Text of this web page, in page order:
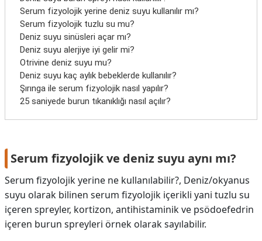
Serum fizyolojik yerine deniz suyu kullanılır mı?
Serum fizyolojik tuzlu su mu?
Deniz suyu sinüsleri açar mı?
Deniz suyu alerjiye iyi gelir mi?
Otrivine deniz suyu mu?
Deniz suyu kaç aylık bebeklerde kullanılır?
Şırınga ile serum fizyolojik nasıl yapılır?
25 saniyede burun tıkanıklığı nasıl açılır?
Serum fizyolojik ve deniz suyu aynı mı?
Serum fizyolojik yerine ne kullanılabilir?, Deniz/okyanus
suyu olarak bilinen serum fizyolojik içerikli yani tuzlu su
içeren spreyler, kortizon, antihistaminik ve psödoefedrin
içeren burun spreyleri örnek olarak sayılabilir.